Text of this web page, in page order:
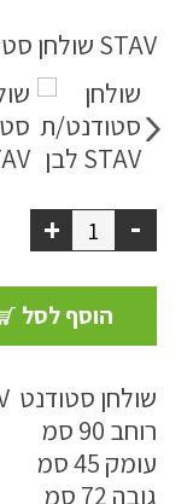
-
+
הוסף לסל
שולחן סטודנט STAV
רוחב 90 סמ
עומק 45 סמ
גובה 72 סמ